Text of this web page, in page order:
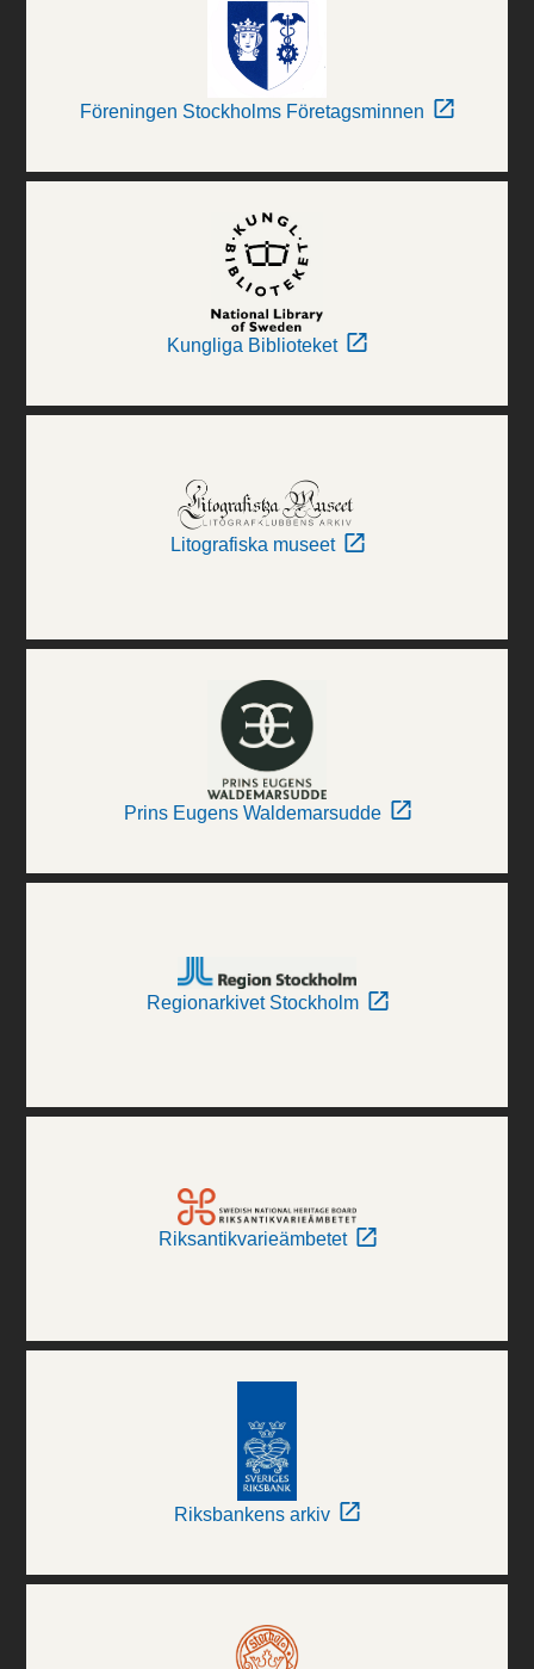
Föreningen Stockholms Företagsminnen
Kungliga Biblioteket
Litografiska museet
Prins Eugens Waldemarsudde
Regionarkivet Stockholm
Riksantikvarieämbetet
Riksbankens arkiv